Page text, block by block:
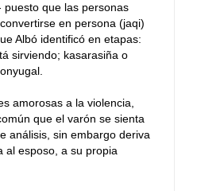
puesto que las personas
en persona (jaqi)
Albó identificó en etapas:
sirviendo; kasarasiña o
amorosas a la violencia,
que el varón se sienta
análisis, sin embargo deriva
al esposo, a su propia